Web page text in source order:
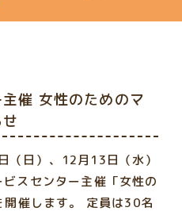
催 女性のためのマ
日）、12月13日（水）
スセンター主催「女性の
催します。 定員は30名